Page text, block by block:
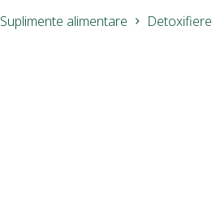
Suplimente alimentare Detoxifiere